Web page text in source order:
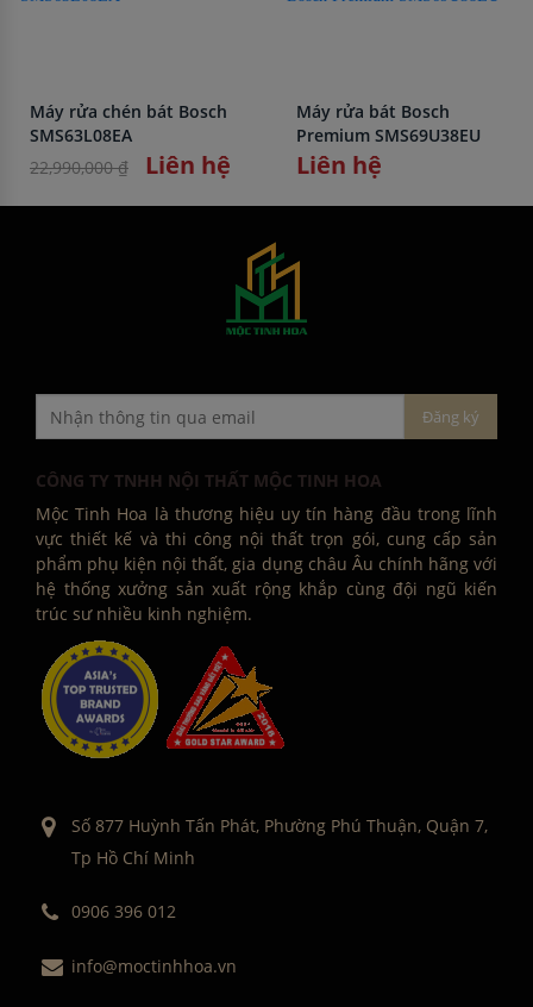
Máy rửa chén bát Bosch
SMS63L08EA
22,990,000 ₫
Liên hệ
Máy rửa bát Bosch
Premium SMS69U38EU
Liên hệ
CÔNG TY TNHH NỘI THẤT MỘC TINH HOA
Mộc Tinh Hoa là thương hiệu uy tín hàng đầu trong lĩnh
vực thiết kế và thi công nội thất trọn gói, cung cấp sản
phẩm phụ kiện nội thất, gia dụng châu Âu chính hãng với
hệ thống xưởng sản xuất rộng khắp cùng đội ngũ kiến
trúc sư nhiều kinh nghiệm.
Số 877 Huỳnh Tấn Phát, Phường Phú Thuận, Quận 7,
Tp Hồ Chí Minh
0906 396 012
info@moctinhhoa.vn